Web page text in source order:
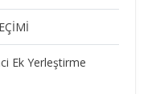
Ek Yerleştirme